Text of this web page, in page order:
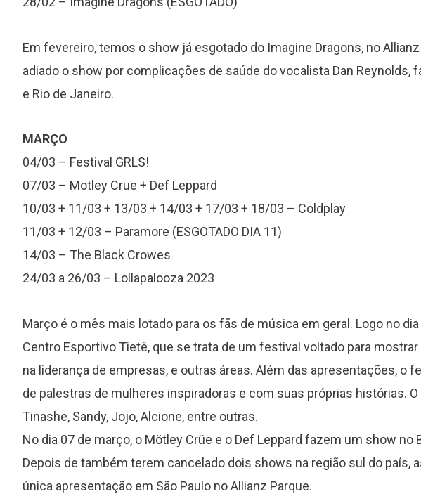
Em fevereiro, temos o show já esgotado do Imagine Dragons, no Allianz
adiado o show por complicações de saúde do vocalista Dan Reynolds,
e Rio de Janeiro.
MARÇO
04/03 – Festival GRLS!
07/03 – Motley Crue + Def Leppard
10/03 + 11/03 + 13/03 + 14/03 + 17/03 + 18/03 – Coldplay
11/03 + 12/03 – Paramore (ESGOTADO DIA 11)
14/03 – The Black Crowes
24/03 a 26/03 – Lollapalooza 2023
Março é o mês mais lotado para os fãs de música em geral. Logo no
Centro Esportivo Tietê, que se trata de um festival voltado para
na liderança de empresas, e outras áreas. Além das apresentações, o
de palestras de mulheres inspiradoras e com suas próprias histórias.
Tinashe, Sandy, Jojo, Alcione, entre outras.
No dia 07 de março, o Mötley Crüe e o Def Leppard fazem um show no
Depois de também terem cancelado dois shows na região sul do país,
única apresentação em São Paulo no Allianz Parque.
“Around the Sun”: o álbum mais
subestimado da carreira do R.E.M.